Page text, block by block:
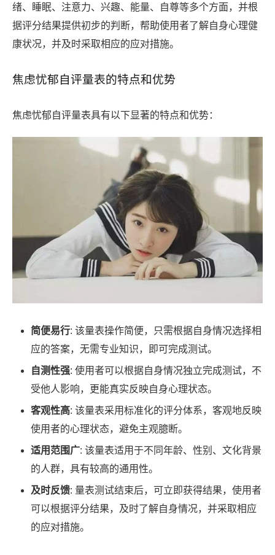
绪、睡眠、注意力、兴趣、能量、自尊等多个方面，并根
据评分结果提供初步的判断，帮助使用者了解自身心理健
康状况，并及时采取相应的应对措施。
焦虑忧郁自评量表的特点和优势
焦虑忧郁自评量表具有以下显著的特点和优势：
简便易行: 该量表操作简便，只需根据自身情况选择相
应的答案，无需专业知识，即可完成测试。
自测性强: 使用者可以根据自身情况独立完成测试，不
受他人影响，更能真实反映自身心理状态。
客观性高: 该量表采用标准化的评分体系，客观地反映
使用者的心理状态，避免主观臆断。
适用范围广: 该量表适用于不同年龄、性别、文化背景
的人群，具有较高的通用性。
及时反馈: 量表测试结束后，可立即获得结果，使用者
可以根据评分结果，及时了解自身情况，并采取相应
的应对措施。